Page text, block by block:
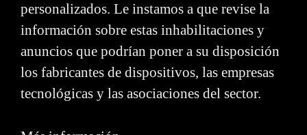
personalizados. Le instamos a que revise la
información sobre estas inhabilitaciones y
anuncios que podrían poner a su disposición
los fabricantes de dispositivos, las empresas
tecnológicas y las asociaciones del sector.